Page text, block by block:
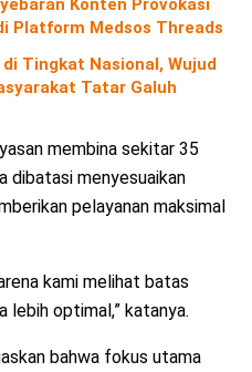
Konten Provokasi
Platform Medsos Threads
Tingkat Nasional, Wujud
Tatar Galuh
membina sekitar 35
dibatasi menyesuaikan
pelayanan maksimal
kami melihat batas
lebih optimal,” katanya.
bahwa fokus utama